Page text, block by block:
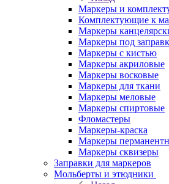
Маркеры и
Комплектующие к
Маркеры
Маркеры под
Маркеры с кистью
Маркеры акриловые
Маркеры восковые
Маркеры для ткани
Маркеры меловые
Маркеры спиртовые
Фломастеры
Маркеры-краска
Маркеры
Маркеры сквизеры
Заправки для маркеров
Мольберты и этюдники